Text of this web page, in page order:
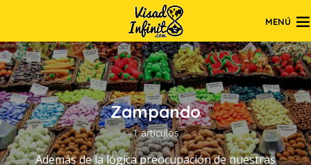
MENÚ
Zampando
1 artículos
Además de la lógica preocupación de nuestras